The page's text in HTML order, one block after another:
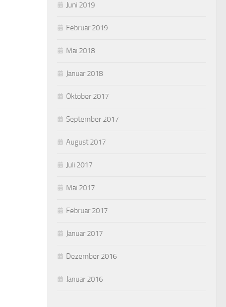
Juni 2019
Februar 2019
Mai 2018
Januar 2018
Oktober 2017
September 2017
August 2017
Juli 2017
Mai 2017
Februar 2017
Januar 2017
Dezember 2016
Januar 2016